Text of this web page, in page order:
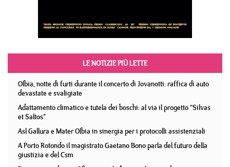
LE NOTIZIE PIÙ LETTE
Olbia, notte di furti durante il concerto di Jovanotti: raffica di auto
devastate e svaligiate
Adattamento climatico e tutela dei boschi: al via il progetto “Silvas
et Saltos”
Asl Gallura e Mater Olbia in sinergia per i protocolli assistenziali
A Porto Rotondo il magistrato Gaetano Bono parla del futuro della
giustizia e del Csm